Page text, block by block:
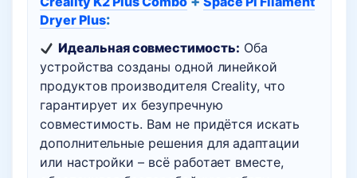
Dryer Plus:
Идеальная совместимость: Оба
устройства созданы одной линейкой
продуктов производителя Creality, что
гарантирует их безупречную
совместимость. Вам не придётся искать
дополнительные решения для адаптации
или настройки – всё работает вместе,